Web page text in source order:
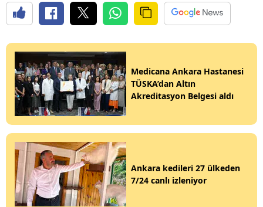
Medicana Ankara Hastanesi
TÜSKA’dan Altın
Akreditasyon Belgesi aldı
Ankara kedileri 27 ülkeden
7/24 canlı izleniyor